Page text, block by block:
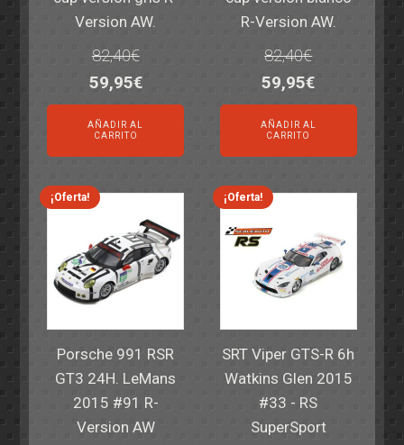
Version AW.
82,40€
El
precio
original
era:
82,40€.
59,95€El
precio
es:
59,95€.
AÑADIR AL
CARRITO
R-Version AW.
82,40€
El
precio
original
era:
82,40€.
59,95€El
precio
es:
59,95€.
AÑADIR AL
CARRITO
¡Oferta!
Porsche 991 RSR
GT3 24H. LeMans
2015 #91 R-
Version AW
¡Oferta!
SRT Viper GTS-R 6h
Watkins Glen 2015
#33 - RS
SuperSport